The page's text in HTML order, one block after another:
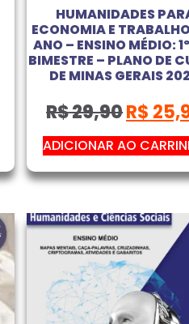
HUMANIDADES
ECONOMIA E
ANO – ENSINO MÉDIO:
BIMESTRE – PLANO DE
DE MINAS GERAIS
R$29,90R$
ADICIONAR AO